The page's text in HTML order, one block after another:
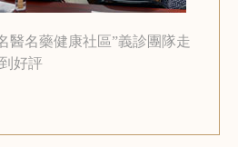
名藥健康社區”義診團隊走
好評